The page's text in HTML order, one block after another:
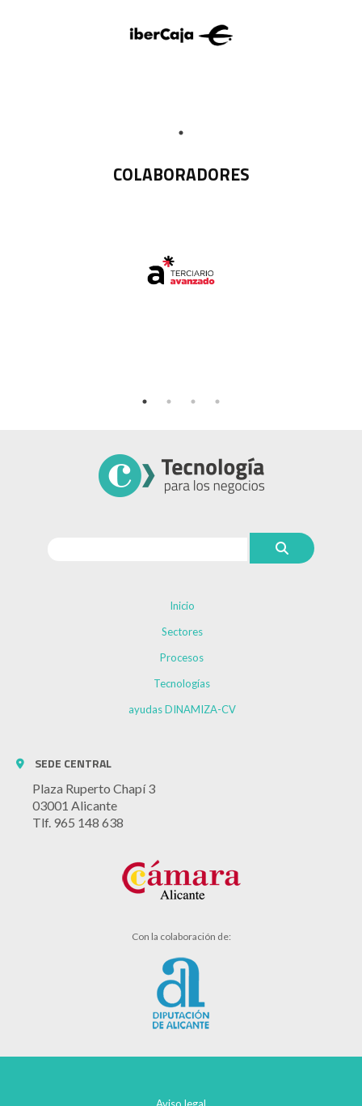
COLABORADORES
Inicio
Sectores
Procesos
Tecnologías
ayudas DINAMIZA-CV
SEDE CENTRAL
Plaza Ruperto Chapí 3
03001 Alicante
Tlf. 965 148 638
Con la colaboración de: